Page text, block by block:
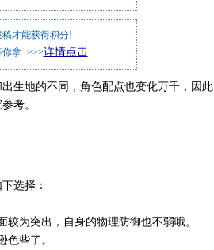
稿才能获得积分!
你拿 >>>详情点击
出生地的不同，角色配点也变化万千，因此
参考。
选择：
为突出，自身的物理防御也不弱哦。
些了。